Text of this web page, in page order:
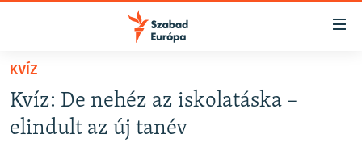
Akadálymentes
Ugrás
fő
oldalra
AKTUÁLIS
KVÍZ
Kvíz: De nehéz az iskolatáska –
elindult az új tanév
FELIRATKOZÁS